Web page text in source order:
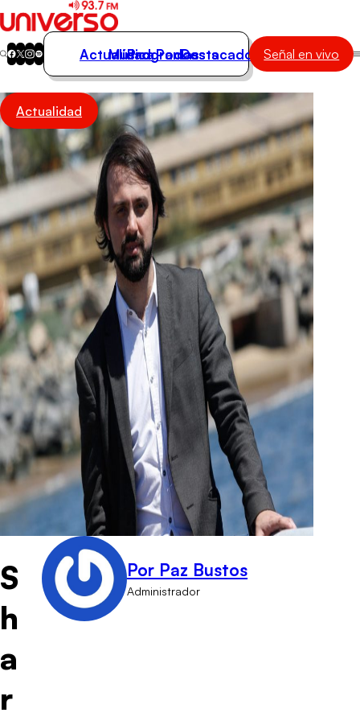
Actualidad
Música
Programas
Podcasts
Destacados
Actualidad
Música
Programas
Podcasts
Destacados Señal en vivo
Actualidad
S
h
a
r
Por Paz Bustos
Administrador